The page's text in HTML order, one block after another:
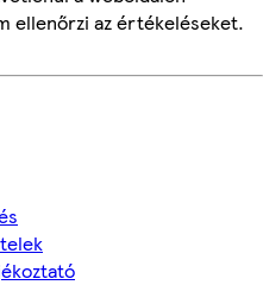
ellenőrzi az értékeléseket.